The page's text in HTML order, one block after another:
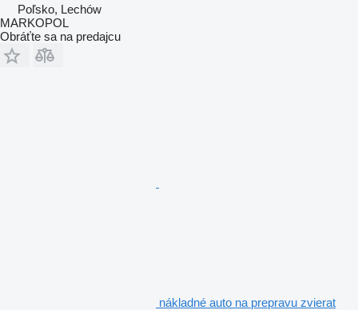
Poľsko, Lechów
MARKOPOL
Obráťte sa na predajcu
nákladné auto na prepravu zvierat